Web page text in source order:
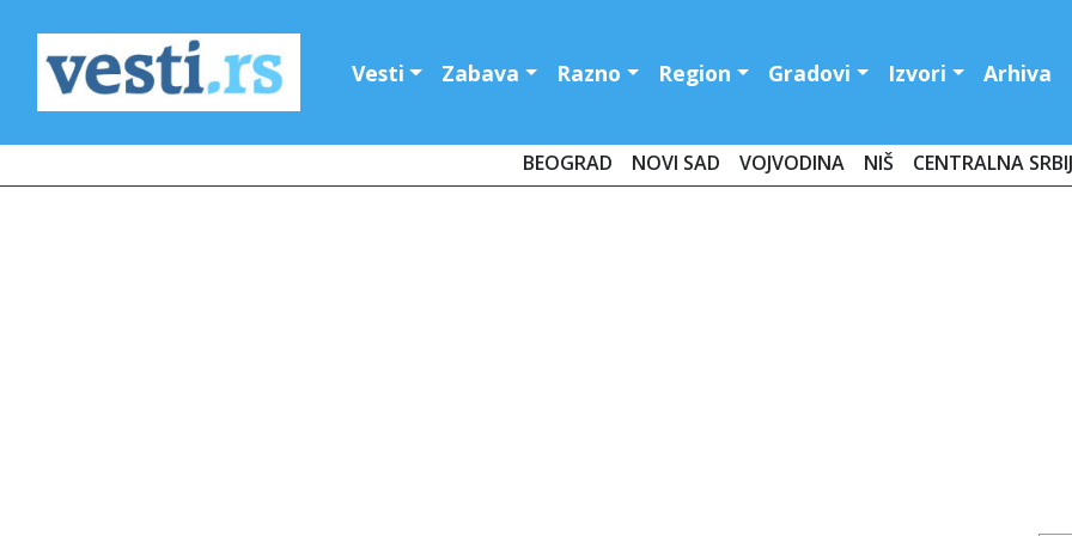
Vesti Zabava Razno Region Gradovi Izvori Arhiva
BEOGRAD NOVI SAD VOJVODINA NIŠ CENTRALNA